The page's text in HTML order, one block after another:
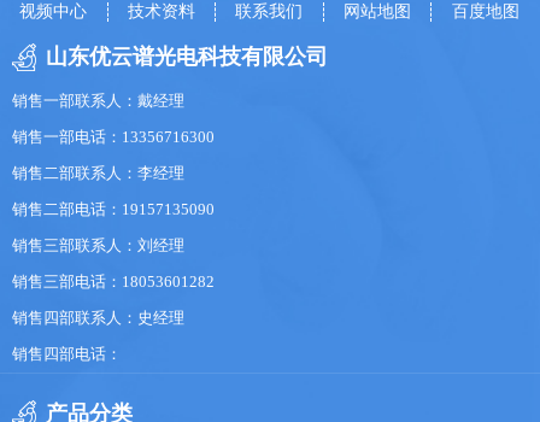
视频中心
技术资料 联系我们 网站地图 百度地图
山东优云谱光电科技有限公司
销售一部联系人：戴经理
销售一部电话：13356716300
销售二部联系人：李经理
销售二部电话：19157135090
销售三部联系人：刘经理
销售三部电话：18053601282
销售四部联系人：史经理
销售四部电话：
产品分类